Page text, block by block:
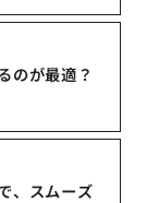
のが最適？
、スムーズ